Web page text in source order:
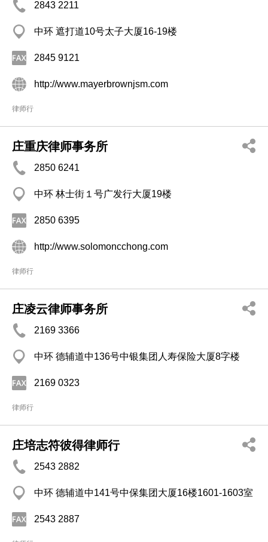
2843 2211
中环 遮打道10号太子大厦16-19楼
2845 9121
http://www.mayerbrownjsm.com
律师行
庄重庆律师事务所
2850 6241
中环 林士街１号广发行大厦19楼
2850 6395
http://www.solomoncchong.com
律师行
庄凌云律师事务所
2169 3366
中环 德辅道中136号中银集团人寿保险大厦8字楼
2169 0323
律师行
庄培志符彼得律师行
2543 2882
中环 德辅道中141号中保集团大厦16楼1601-1603室
2543 2887